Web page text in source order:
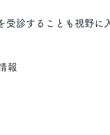
受診することも視野に
報